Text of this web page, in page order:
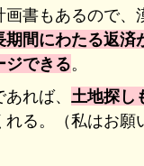
画書もあるので、
期間にわたる返済
ジできる。
れば、 土地探し
れる。（私はお願